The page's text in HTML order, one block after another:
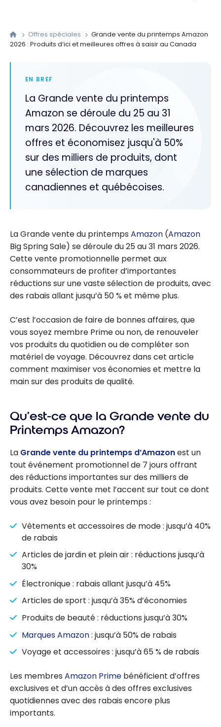
Offres spéciales
Grande vente du printemps Amazon
2026 : Produits d’ici et meilleures offres à saisir au Canada
EN BREF
La Grande vente du printemps
Amazon se déroule du 25 au 31
mars 2026. Découvrez les meilleures
offres et économisez jusqu'à 50%
sur des milliers de produits, dont
une sélection de marques
canadiennes et québécoises.
La Grande vente du printemps Amazon (Amazon
Big Spring Sale) se déroule du 25 au 31 mars 2026.
Cette vente promotionnelle permet aux
consommateurs de profiter d’importantes
réductions sur une vaste sélection de produits, avec
des rabais allant jusqu’à 50 % et même plus.
C’est l’occasion de faire de bonnes affaires, que
vous soyez membre Prime ou non, de renouveler
vos produits du quotidien ou de compléter son
matériel de voyage. Découvrez dans cet article
comment maximiser vos économies et mettre la
main sur des produits de qualité.
Qu’est-ce que la Grande vente du
Printemps Amazon?
La Grande vente du printemps d’Amazonest un
tout événement promotionnel de 7 jours offrant
des réductions importantes sur des milliers de
produits. Cette vente met l’accent sur tout ce dont
vous avez besoin pour le printemps :
Vêtements et accessoires de mode : jusqu’à 40%
de rabais
Articles de jardin et plein air : réductions jusqu’à
30%
Électronique : rabais allant jusqu’à 45%
Articles de sport : jusqu’à 35% d’économies
Produits de beauté : réductions jusqu’à 30%
Marques Amazon: jusqu’à 50% de rabais
Voyage et accessoires : jusqu’à 65 % de rabais
Les membres Amazon Prime bénéficient d’offres
exclusives et d’un accès à des offres exclusives
quotidiennes avec des rabais encore plus
importants.